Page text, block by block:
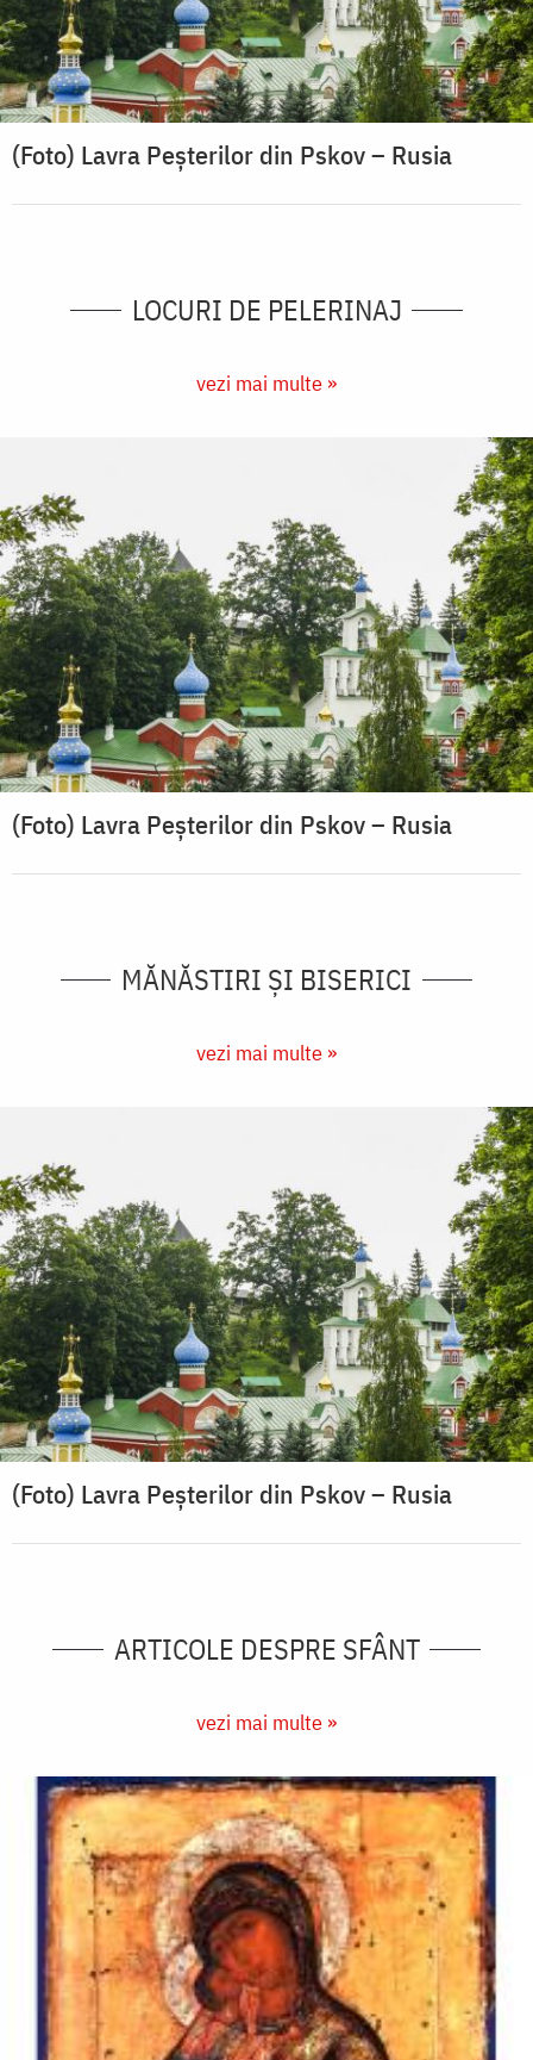
(Foto) Lavra Peșterilor din Pskov – Rusia
LOCURI DE PELERINAJ
vezi mai multe »
(Foto) Lavra Peșterilor din Pskov – Rusia
MĂNĂSTIRI ȘI BISERICI
vezi mai multe »
(Foto) Lavra Peșterilor din Pskov – Rusia
ARTICOLE DESPRE SFÂNT
vezi mai multe »